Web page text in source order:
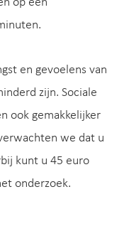
en gevoelens van
zijn. Sociale
ook gemakkelijker
we dat u
kunt u 45 euro
onderzoek.